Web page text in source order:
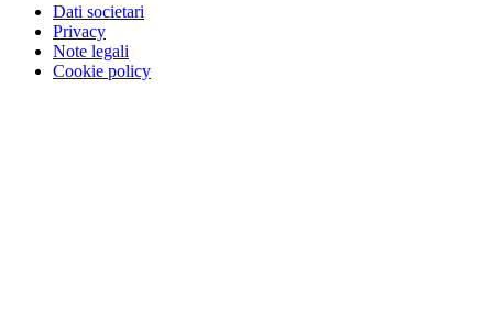
Dati societari
Privacy
Note legali
Cookie policy